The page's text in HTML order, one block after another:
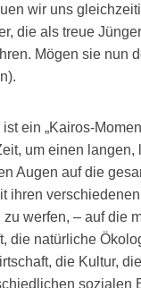
wir uns
die als treue
Mögen sie nun
ein „Kairos-
um einen langen,
Augen auf die
ihren verschiedenen
zu werfen, – auf die
die natürliche
die Kultur,
sozialen